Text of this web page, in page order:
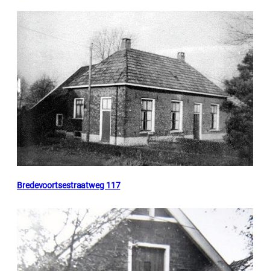
Bredevoortsestraatweg 117